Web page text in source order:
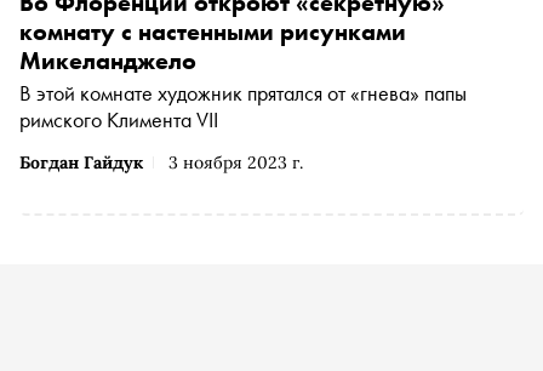
Богдан Гайдук 3 ноября 2023 г.
комнату с настенными рисунками
Микеланджело
В этой комнате художник прятался от «гнева» папы
римского Климента VII